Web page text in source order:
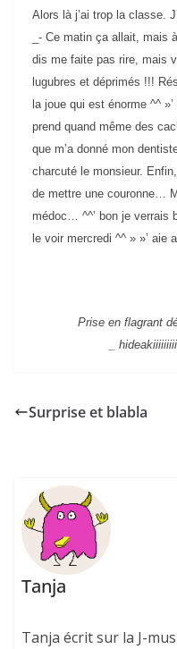
Alors là j’ai trop la classe.
_- Ce matin ça allait, mais
dis me faite pas rire, mais
lugubres et déprimés !!!
la joue qui est énorme ^^
prend quand même des
que m’a donné mon
charcuté le monsieur.
de mettre une couronne…
médoc… ^^’ bon je verrais
le voir mercredi ^^ » »’ aie
Prise en flagrant
_
Surprise et blabla
Tanja
Tanja écrit sur la J-